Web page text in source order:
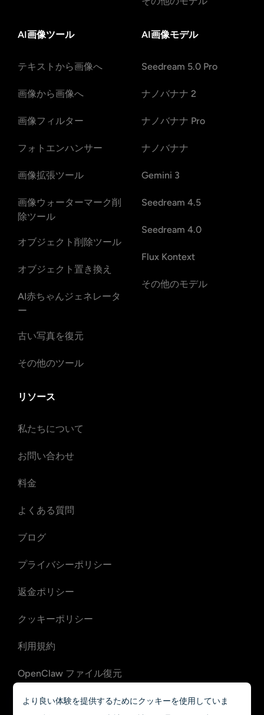
AI画像ツール
テキストから画像へ
画像から画像へ
画像フィルター
フォトエンハンサー
画像拡張ツール
画像ウォーターマーク削
除ツール
オブジェクト削除ツール
オブジェクト置き換え
AI赤ちゃんジェネレータ
ー
古い写真を復元
その他のツール
AI画像モデル
Seedream 5.0 Pro
ナノバナナ 2
ナノバナナ Pro
ナノバナナ
Gemini 3
Seedream 4.5
Seedream 4.0
Flux Kontext
その他のモデル
リソース
私たちについて
お問い合わせ
料金
よくある質問
ブログ
プライバシーポリシー
返金ポリシー
クッキーポリシー
利用規約
OpenClaw ファイル復元
OpenClaw メール復旧
より良い体験を提供するためにクッキーを使用していま